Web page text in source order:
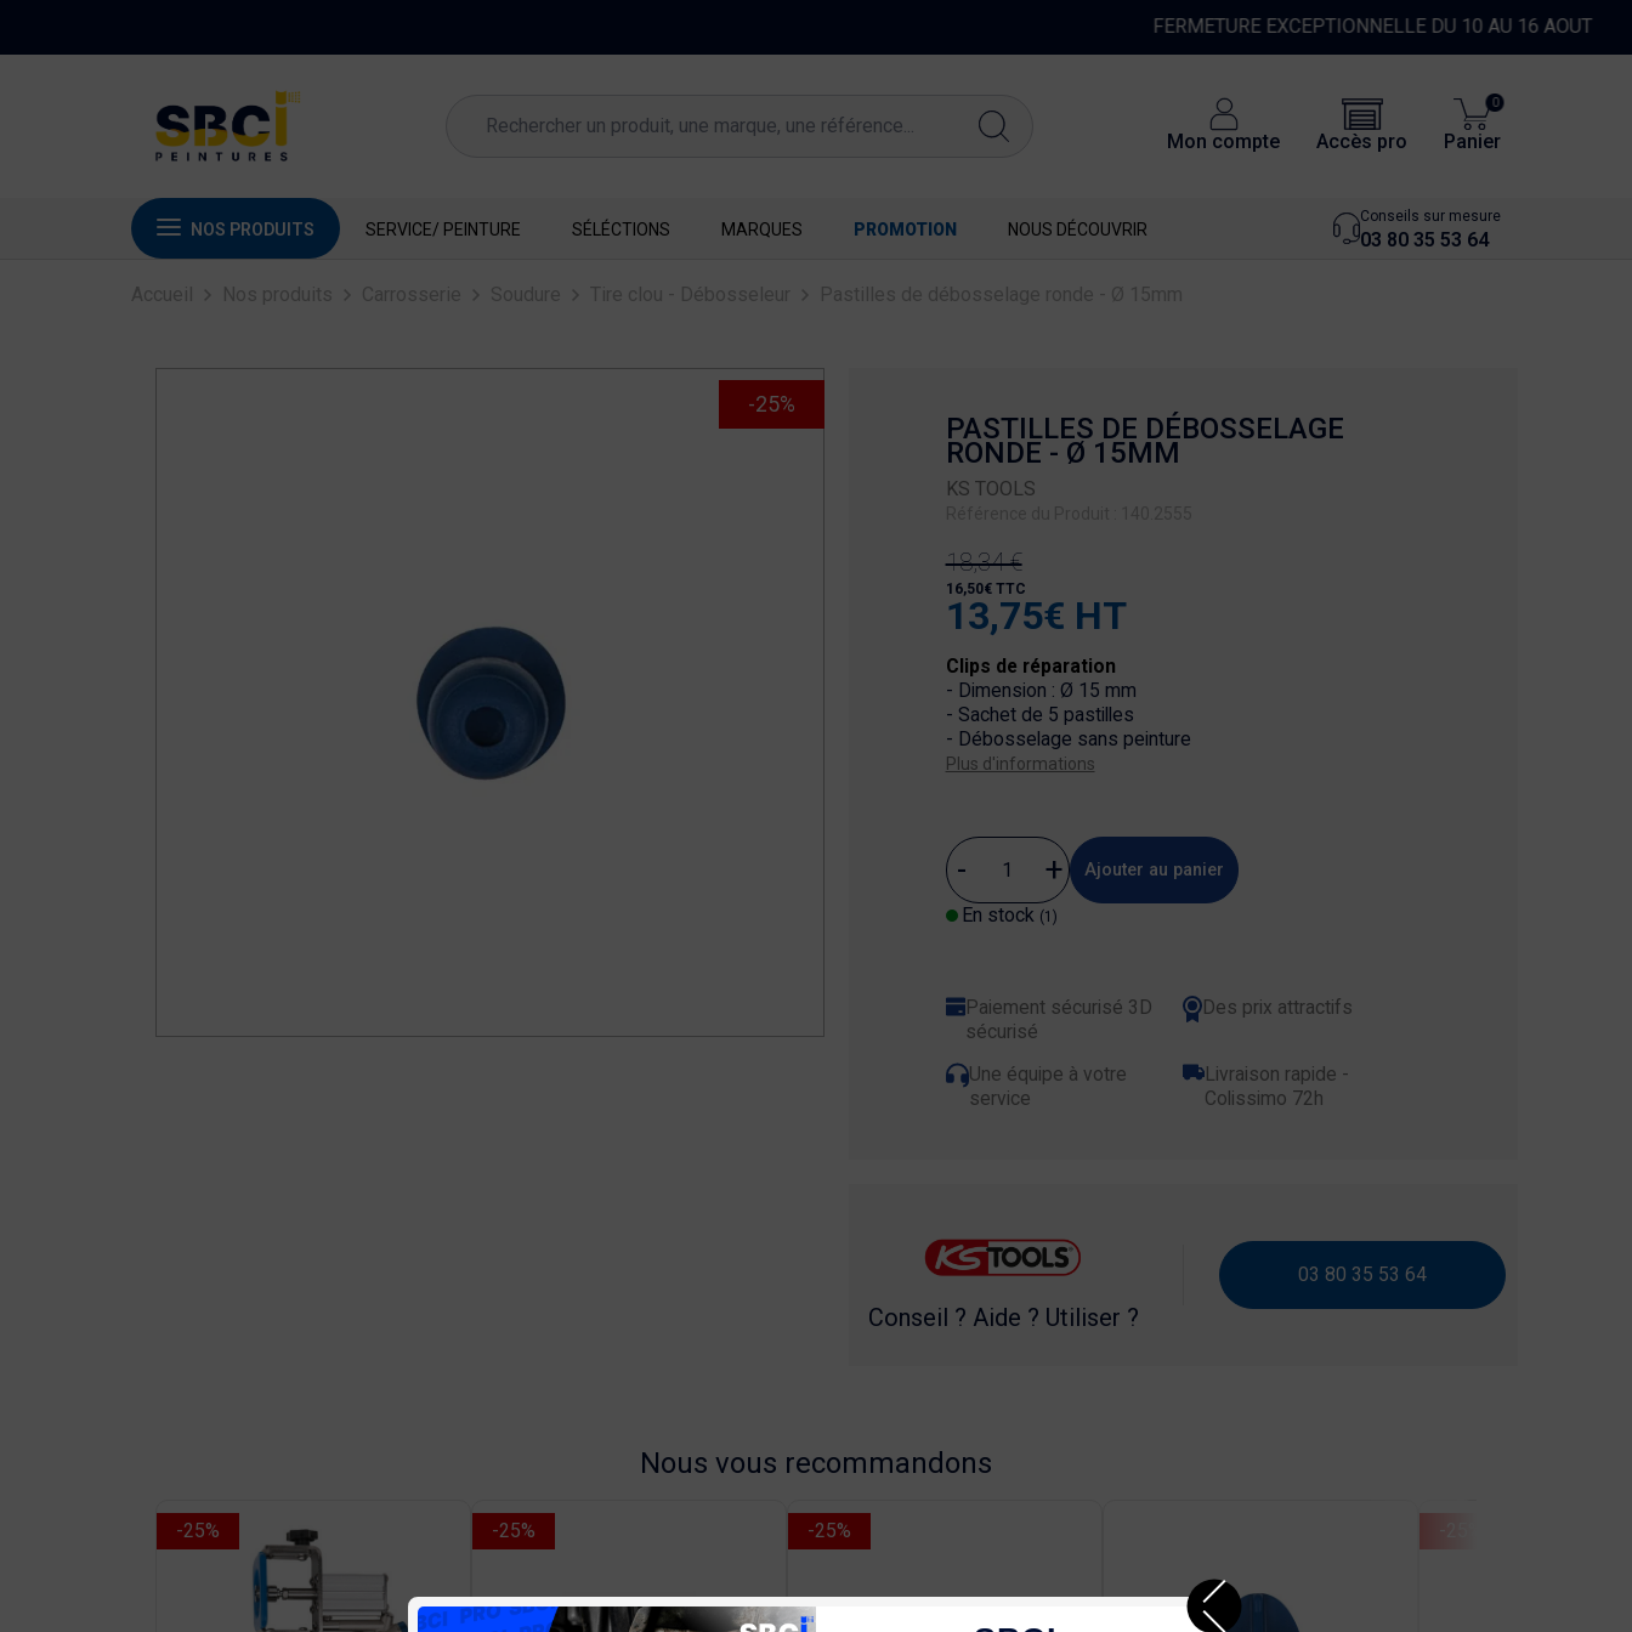
Mon compte Panier
0
Accès pro
NOS PRODUITS SERVICE/ PEINTURE SÉLÉCTIONS MARQUES PROMOTION NOUS DÉCOUVRIR
Conseils sur mesure
03 80 35 53 64
Accueil Nos produits Carrosserie Soudure Tire clou - Débosseleur Pastilles de débosselage ronde - Ø 15mm
-25%
PASTILLES DE DÉBOSSELAGE
RONDE - Ø 15MM
KS TOOLS
18,34 €
13,75€ HT
16,50€ TTC
Clips de réparation
- Dimension : Ø 15 mm
- Sachet de 5 pastilles
- Débosselage sans peinture
Plus d'informations
Ajouter au panier
En stock (1)
Paiement sécurisé 3D
sécurisé
Des prix attractifs
Une équipe à votre
service
Livraison rapide -
Colissimo 72h
Conseil ? Aide ? Utiliser ?
03 80 35 53 64
Nous vous recommandons
-25% -25% -25%